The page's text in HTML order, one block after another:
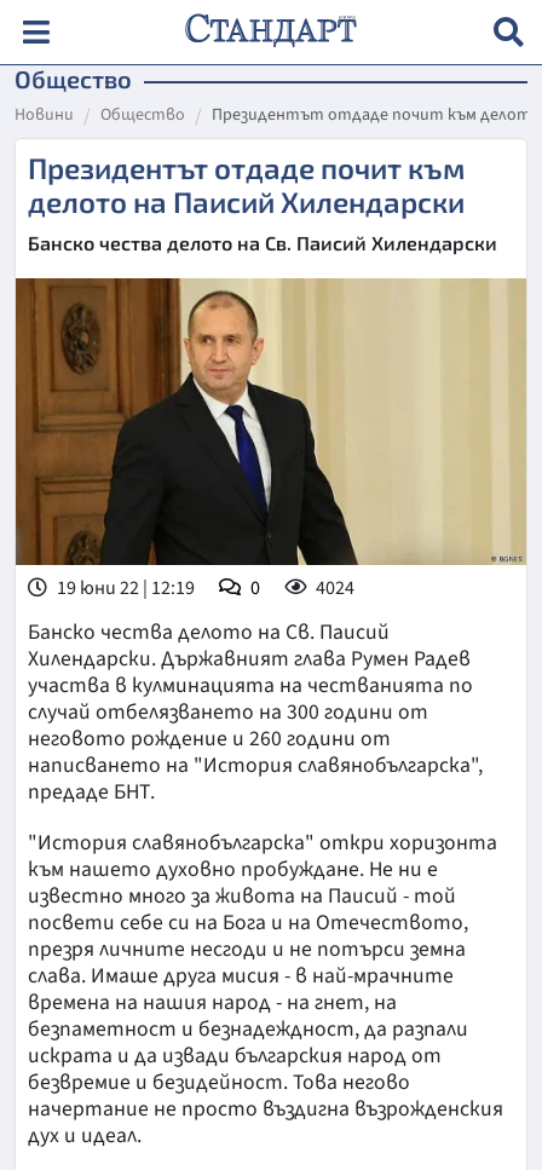
Общество
Новини Общество Президентът отдаде почит към делото
Президентът отдаде почит към
делото на Паисий Хилендарски
Банско чества делото на Св. Паисий Хилендарски
19 юни 22 | 12:19 0 4024
Банско чества делото на Св. Паисий
Хилендарски. Държавният глава Румен Радев
участва в кулминацията на честванията по
случай отбелязването на 300 години от
неговото рождение и 260 години от
написването на "История славянобългарска",
предаде БНТ.
"История славянобългарска" откри хоризонта
към нашето духовно пробуждане. Не ни е
известно много за живота на Паисий - той
посвети себе си на Бога и на Отечеството,
презря личните несгоди и не потърси земна
слава. Имаше друга мисия - в най-мрачните
времена на нашия народ - на гнет, на
безпаметност и безнадеждност, да разпали
искрата и да извади българския народ от
безвремие и безидейност. Това негово
начертание не просто въздигна възрожденския
дух и идеал.